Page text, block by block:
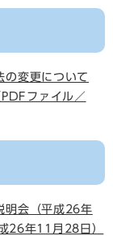
の変更について
ファイル／
明会（平成26年
26年11月28日）